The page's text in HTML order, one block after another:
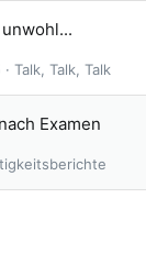
Talk, Talk, Talk
Examen